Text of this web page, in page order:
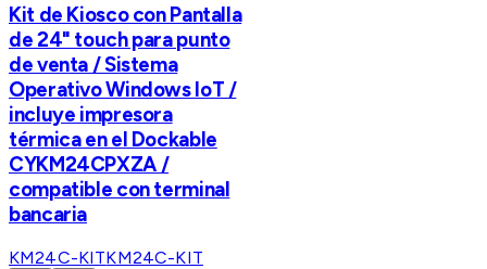
Kit de Kiosco con Pantalla
de 24" touch para punto
de venta / Sistema
Operativo Windows IoT /
incluye impresora
térmica en el Dockable
CYKM24CPXZA /
compatible con terminal
bancaria
KM24C-KITKM24C-KIT